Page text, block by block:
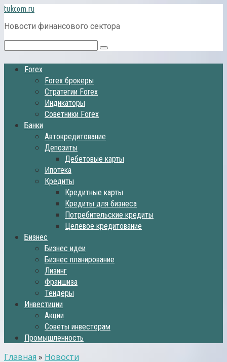
Перейти
к
контенту
tukcom.ru
Новости финансового сектора
Поиск:
Forex
Forex брокеры
Стратегии Forex
Индикаторы
Советники Forex
Банки
Автокредитование
Депозиты
Дебетовые карты
Ипотека
Кредиты
Кредитные карты
Кредиты для бизнеса
Потребительские кредиты
Целевое кредитование
Бизнес
Бизнес идеи
Бизнес планирование
Лизинг
Франшиза
Тендеры
Инвестиции
Акции
Советы инвесторам
Промышленность
Главная » Новости